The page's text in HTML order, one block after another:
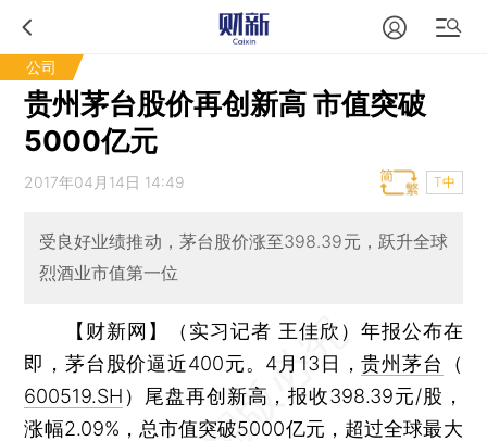
公司
贵州茅台股价再创新高 市值突破
5000亿元
2017年04月14日 14:49 T中
受良好业绩推动，茅台股价涨至398.39元，跃升全球
烈酒业市值第一位
【财新网】（实习记者 王佳欣） 年报公布在
即，茅台股价逼近400元。4月13日，贵州茅台
（
600519.SH ）尾盘再创新高，报收398.39元/股，
涨幅2.09%，总市值突破5000亿元，超过全球最大